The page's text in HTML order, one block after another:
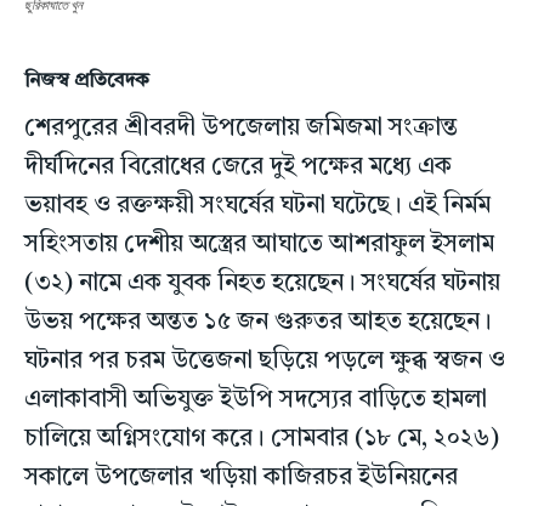
ছুরিকাঘাতে খুন
নিজস্ব প্রতিবেদক
শেরপুরের শ্রীবরদী উপজেলায় জমিজমা সংক্রান্ত
দীর্ঘদিনের বিরোধের জেরে দুই পক্ষের মধ্যে এক
ভয়াবহ ও রক্তক্ষয়ী সংঘর্ষের ঘটনা ঘটেছে। এই নির্মম
সহিংসতায় দেশীয় অস্ত্রের আঘাতে আশরাফুল ইসলাম
(৩২) নামে এক যুবক নিহত হয়েছেন। সংঘর্ষের ঘটনায়
উভয় পক্ষের অন্তত ১৫ জন গুরুতর আহত হয়েছেন।
ঘটনার পর চরম উত্তেজনা ছড়িয়ে পড়লে ক্ষুব্ধ স্বজন ও
এলাকাবাসী অভিযুক্ত ইউপি সদস্যের বাড়িতে হামলা
চালিয়ে অগ্নিসংযোগ করে। সোমবার (১৮ মে, ২০২৬)
সকালে উপজেলার খড়িয়া কাজিরচর ইউনিয়নের